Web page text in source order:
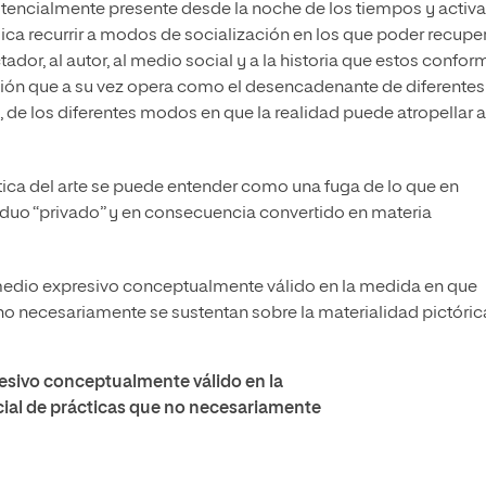
presente desde la noche de los tiempos y
recurrir a modos de socialización en los que poder
al autor, al medio social y a la historia que estos
que a su vez opera como el desencadenante de diferentes
los diferentes modos en que la realidad puede atropellar
del arte se puede entender como una fuga de lo que en
“privado” y en consecuencia convertido en materia
expresivo conceptualmente válido en la medida en que
necesariamente se sustentan sobre la materialidad
conceptualmente válido en la
de prácticas que no necesariamente